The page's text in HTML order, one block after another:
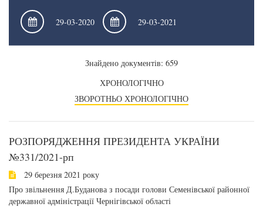
Знайдено документів: 659
ХРОНОЛОГІЧНО
ЗВОРОТНЬО ХРОНОЛОГІЧНО
РОЗПОРЯДЖЕННЯ ПРЕЗИДЕНТА УКРАЇНИ
№331/2021-рп
29 березня 2021 року
Про звільнення Д.Буданова з посади голови Семенівської районної
державної адміністрації Чернігівської області